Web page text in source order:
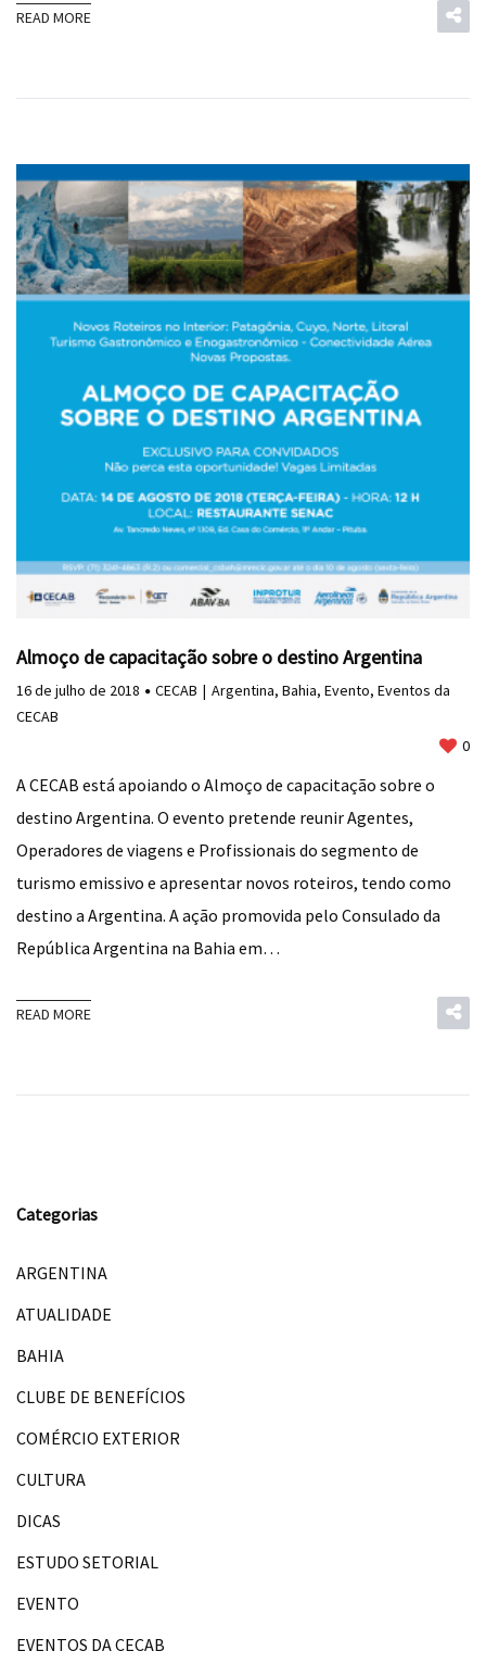
READ MORE
Almoço de capacitação sobre o destino Argentina
16 de julho de 2018 CECAB Argentina, Bahia, Evento, Eventos da
CECAB
0
A CECAB está apoiando o Almoço de capacitação sobre o
destino Argentina. O evento pretende reunir Agentes,
Operadores de viagens e Profissionais do segmento de
turismo emissivo e apresentar novos roteiros, tendo como
destino a Argentina. A ação promovida pelo Consulado da
República Argentina na Bahia em…
READ MORE
Categorias
ARGENTINA
ATUALIDADE
BAHIA
CLUBE DE BENEFÍCIOS
COMÉRCIO EXTERIOR
CULTURA
DICAS
ESTUDO SETORIAL
EVENTO
EVENTOS DA CECAB